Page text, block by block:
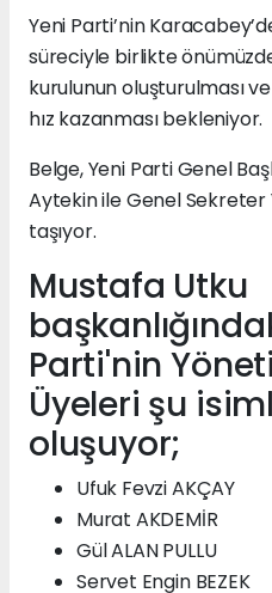
Yeni Parti’nin
süreciyle birlikte
kurulunun oluşturulması
hız kazanması bekleniyor.
Belge, Yeni Parti Genel
Aytekin ile Genel Sekreter
taşıyor.
Mustafa Utku
Parti'nin
Üyeleri şu
oluşuyor;
Ufuk Fevzi AKÇAY
Murat AKDEMİR
Gül ALAN PULLU
Servet Engin BEZEK